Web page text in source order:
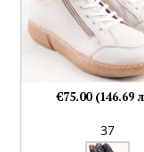
37
€75.00 (146.69